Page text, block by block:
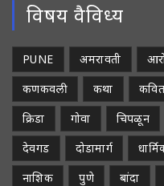
विषय वैविध्य
PUNE अमरावती
कणकवली
कथा
क्रिडा
गोवा चिपळून
देवगड
दोडामार्ग
नाशिक
पुणे बांदा